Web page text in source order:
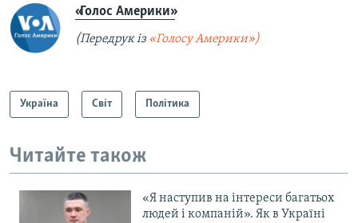
«Голос Америки»
(Передрук із «Голосу Америки»)
Україна Світ Політика
Читайте також
«Я наступив на інтереси багатьох
людей і компаній». Як в Україні